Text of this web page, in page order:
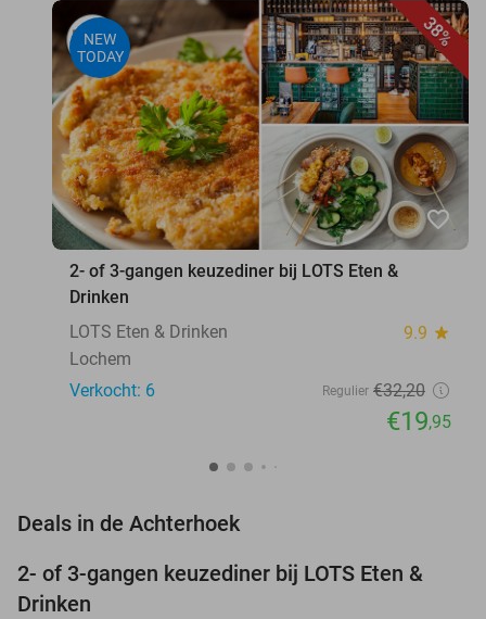
38%
NEW
TODAY
favorite_border
2- of 3-gangen keuzediner bij LOTS Eten &
Drinken
LOTS Eten & Drinken
9.9 star
Lochem
Verkocht: 6
Regulier €32,20
€19,95
Deals in de Achterhoek
38%
TODAY
2- of 3-gangen keuzediner bij LOTS Eten &
Drinken